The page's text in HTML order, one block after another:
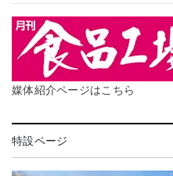
媒体紹介ページはこちら
特設ページ